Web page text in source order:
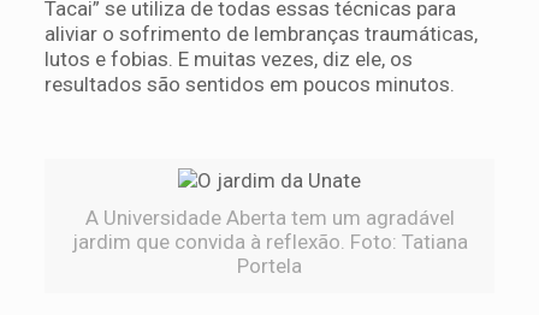
Tacai” se utiliza de todas essas técnicas para
aliviar o sofrimento de lembranças traumáticas,
lutos e fobias. E muitas vezes, diz ele, os
resultados são sentidos em poucos minutos.
A Universidade Aberta tem um agradável
jardim que convida à reflexão. Foto: Tatiana
Portela